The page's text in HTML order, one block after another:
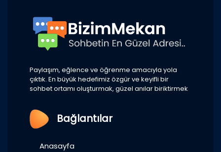
Paylaşım, eğlence ve öğrenme amacıyla yola
çıktık. En büyük hedefimiz özgür ve keyifli bir
sohbet ortamı oluşturmak, güzel anılar biriktirmek
Bağlantılar
Anasayfa